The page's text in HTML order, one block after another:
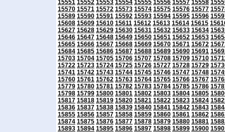
15551 15552 15553 15554 15555 15556 15557 15558
15570 15571 15572 15573 15574 15575 15576 15577
15589 15590 15591 15592 15593 15594 15595 15596
15608 15609 15610 15611 15612 15613 15614 15615
15627 15628 15629 15630 15631 15632 15633 15634
15646 15647 15648 15649 15650 15651 15652 15653
15665 15666 15667 15668 15669 15670 15671 15672
15684 15685 15686 15687 15688 15689 15690 15691
15703 15704 15705 15706 15707 15708 15709 15710
15722 15723 15724 15725 15726 15727 15728 15729
15741 15742 15743 15744 15745 15746 15747 15748
15760 15761 15762 15763 15764 15765 15766 15767
15779 15780 15781 15782 15783 15784 15785 15786
15798 15799 15800 15801 15802 15803 15804 15805
15817 15818 15819 15820 15821 15822 15823 15824
15836 15837 15838 15839 15840 15841 15842 15843
15855 15856 15857 15858 15859 15860 15861 15862
15874 15875 15876 15877 15878 15879 15880 15881
15893 15894 15895 15896 15897 15898 15899 15900